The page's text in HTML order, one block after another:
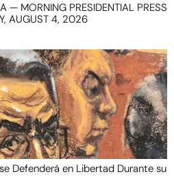
— MORNING PRESIDENTIAL PRESS
AUGUST 4, 2026
Defenderá en Libertad Durante su